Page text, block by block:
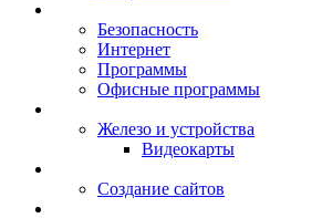
Безопасность
Интернет
Программы
Офисные программы
Железо и устройства
Видеокарты
Создание сайтов